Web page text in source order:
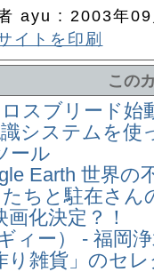
ayu : 2003年
イトを印刷
この
スブリード始
システムを使
ール
Earth 世界の
ちと駐在さん
画化決定？！
ィー） - 福岡
り雑貨」のセ